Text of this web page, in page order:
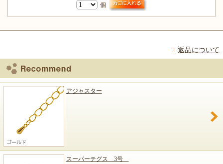
個
返品について
アジャスター
スーパーテグス 3号